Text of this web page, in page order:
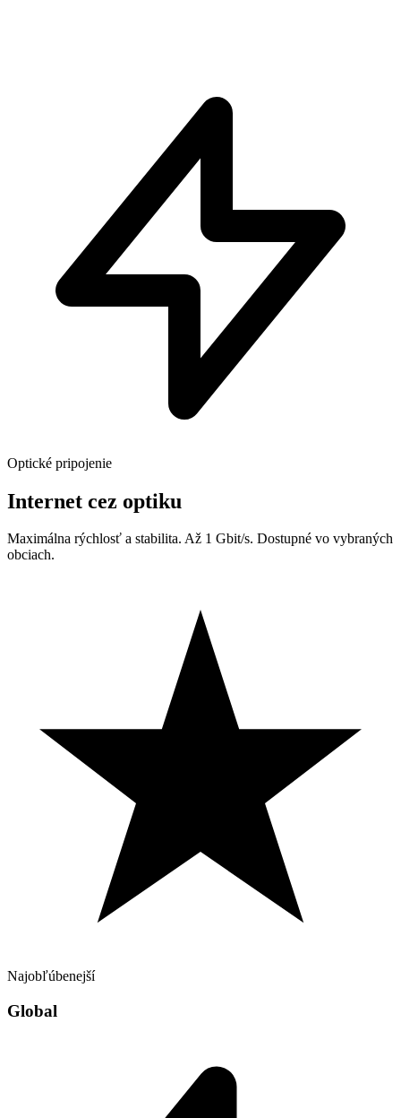
Optické pripojenie
Internet cez optiku
Maximálna rýchlosť a stabilita. Až 1 Gbit/s. Dostupné vo vybraných
obciach.
Najobľúbenejší
Global